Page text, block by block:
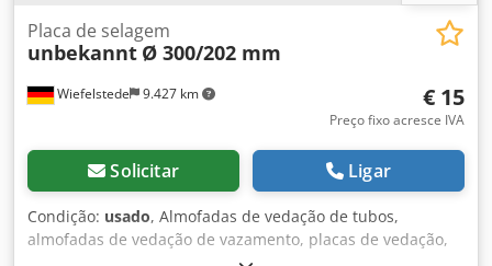
Wiefelstede 9.427 km
Placa de selagem
unbekannt Ø 300/202 mm
€ 15
Preço fixo acresce IVA
Solicitar Ligar
Condição: usado, Almofadas de vedação de tubos,
almofadas de vedação de vazamento, placas de vedação,